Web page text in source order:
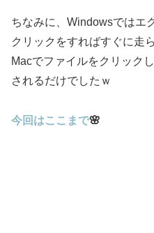
ちなみに、Windowsではエ
クリックをすればすぐに走
Macでファイルをクリック
されるだけでしたｗ
今回はここまで🌸